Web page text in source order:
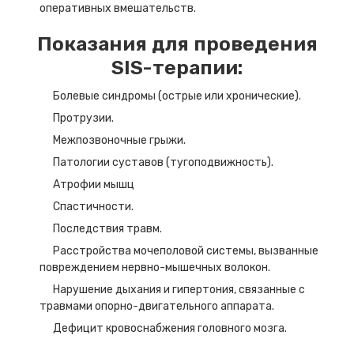
оперативных вмешательств.
Показания для проведения
SIS-терапии:
Болевые синдромы (острые или хронические).
Протрузии.
Межпозвоночные грыжи.
Патологии суставов (тугоподвижность).
Атрофии мышц
Спастичности.
Последствия травм.
Расстройства мочеполовой системы, вызванные
повреждением нервно-мышечных волокон.
Нарушение дыхания и гипертония, связанные с
травмами опорно-двигательного аппарата.
Дефицит кровоснабжения головного мозга.